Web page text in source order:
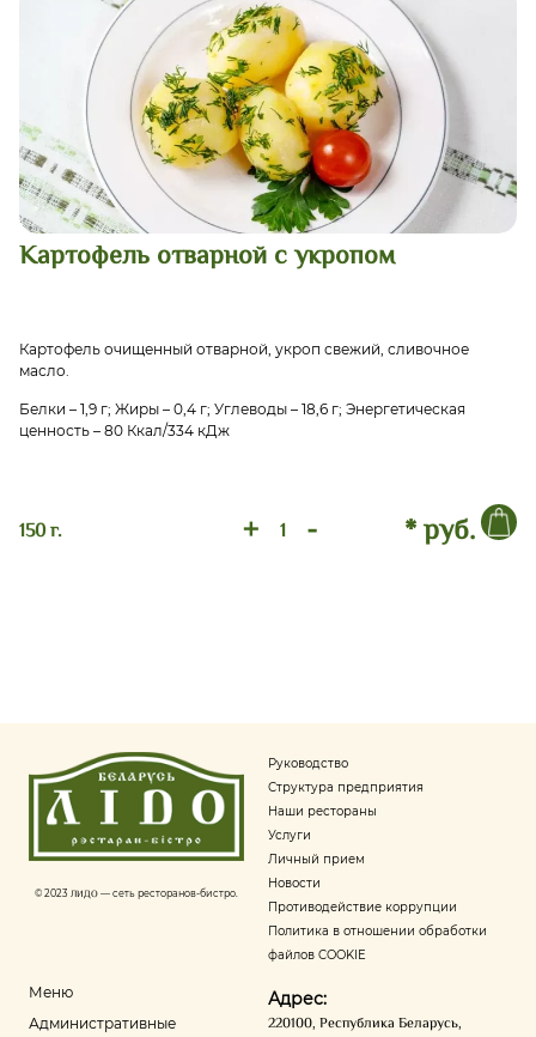
Картофель отварной с укропом
Картофель очищенный отварной, укроп свежий, сливочное
масло.
Белки – 1,9 г; Жиры – 0,4 г; Углеводы – 18,6 г; Энергетическая
ценность – 80 Ккал/334 кДж
150 г. + - * руб.
© 2023 ЛИДО — сеть ресторанов-бистро.
Меню
Административные
Руководство
Структура предприятия
Наши рестораны
Услуги
Личный прием
Новости
Противодействие коррупции
Политика в отношении обработки
файлов COOKIE
Адрес:
220100 Республика Беларусь